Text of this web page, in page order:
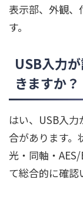
表示部、外観、
す。
USB入力
きますか？
はい、USB入
合があります。
光・同軸・
て総合的に確認